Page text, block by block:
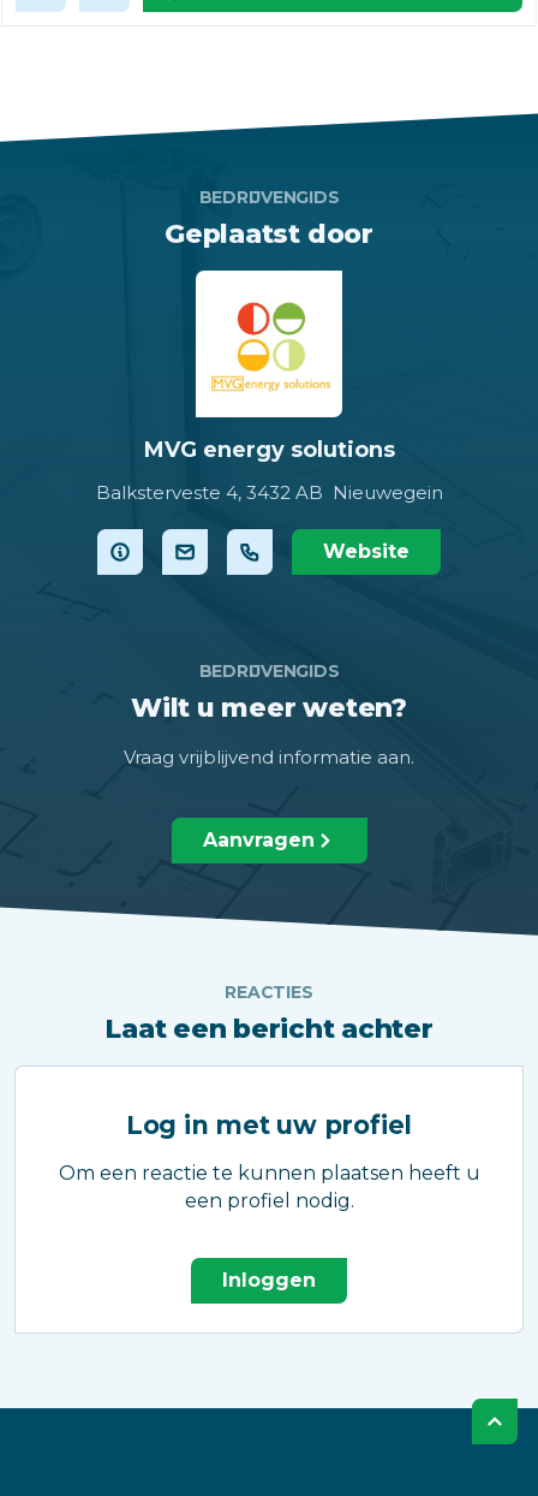
BEDRIJVENGIDS
Geplaatst door
MVG energy solutions
Balksterveste 4, 3432 AB Nieuwegein
Website
BEDRIJVENGIDS
Wilt u meer weten?
Vraag vrijblijvend informatie aan.
Aanvragen
REACTIES
Laat een bericht achter
Log in met uw profiel
Om een reactie te kunnen plaatsen heeft u
een profiel nodig.
Inloggen